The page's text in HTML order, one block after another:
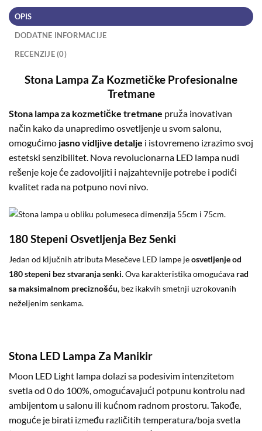
OPIS
DODATNE INFORMACIJE
RECENZIJE (0)
Stona Lampa Za Kozmetičke Profesionalne
Tretmane
Stona lampa za kozmetičke tretmane pruža inovativan
način kako da unapredimo osvetljenje u svom salonu,
omogućimo jasno vidljive detalje i istovremeno izrazimo svoj
estetski senzibilitet. Nova revolucionarna LED lampa nudi
rešenje koje će zadovoljiti i najzahtevnije potrebe i podići
kvalitet rada na potpuno novi nivo.
180 Stepeni Osvetljenja Bez Senki
Jedan od ključnih atributa Mesečeve LED lampe jeosvetljenje od
180 stepeni bez stvaranja senki. Ova karakteristika omogućava rad
sa maksimalnom preciznošću, bez ikakvih smetnji uzrokovanih
neželjenim senkama.
Stona LED Lampa Za Manikir
Moon LED Light lampa dolazi sa podesivim intenzitetom
svetla od 0 do 100%, omogućavajući potpunu kontrolu nad
ambijentom u salonu ili kućnom radnom prostoru. Takođe,
moguće je birati između različitih temperatura/boja svetla